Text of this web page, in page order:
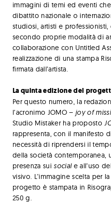
immagini di temi ed eventi
dibattito nazionale o
studiosi, artisti e
secondo proprie modalità di
collaborazione con Untitled
realizzazione di una stampa
firmata dall’artista.
La quinta edizione del
Per questo numero, la
l’acronimo JOMO – joy of
Studio Mistaker ha proposto
rappresenta, con il manifesto
necessità di riprendersi il
della società contemporanea,
presenza suisociale all’uso
visivo. L’immagine scelta per
progetto è stampata in
250 g.